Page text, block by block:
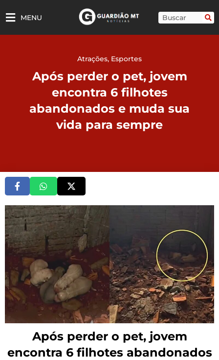
para
MENU Pesquisar
Atrações, Esportes
Após perder o pet, jovem
encontra 6 filhotes
abandonados e muda sua
vida para sempre
Após perder o pet, jovem
encontra 6 filhotes abandonados